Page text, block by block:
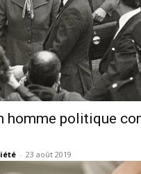
homme politique
- 23 août 2019